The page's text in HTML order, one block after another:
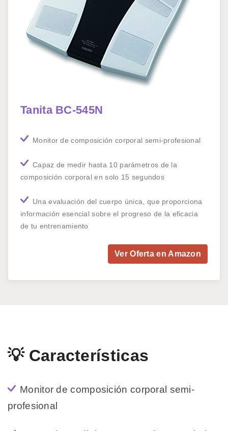
Tanita BC-545N
Monitor de composición corporal semi-profesional
Capaz de medir hasta 10 parámetros de la
composición corporal en solo 15 segundos
Una evaluación del cuerpo única, que proporciona
información esencial sobre el progreso de la eficacia
de tu entrenamiento
Ver Oferta en Amazon
💡 Características
Monitor de composición corporal semi-
profesional